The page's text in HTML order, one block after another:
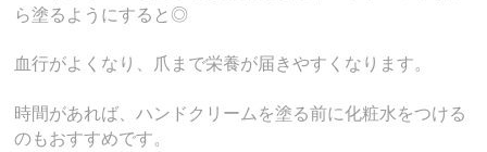
ら塗るようにすると◎
血行がよくなり、爪まで栄養が届きやすくなります。
時間があれば、ハンドクリームを塗る前に化粧水をつける
のもおすすめです。